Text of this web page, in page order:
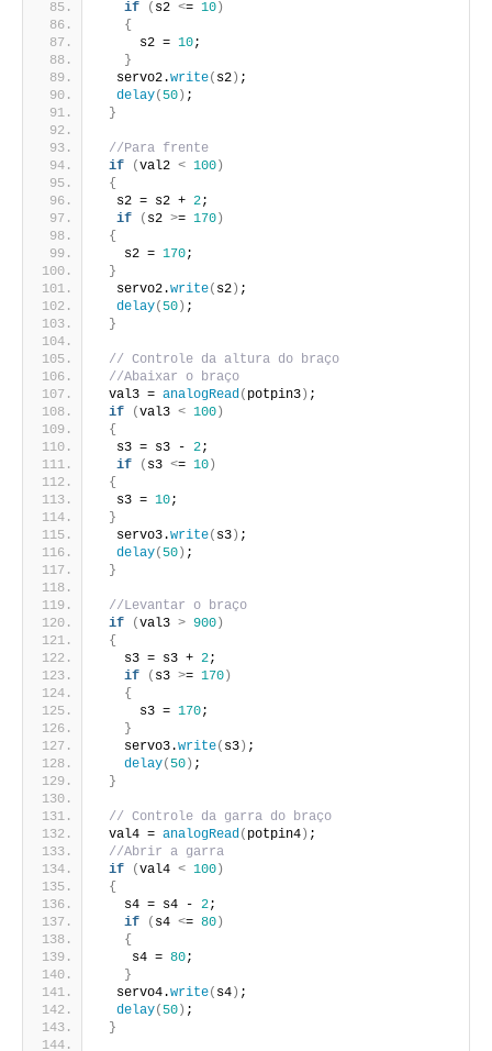
if
( s2 <= 10 )
{
     s2 =
10;
}
  servo2.
write( s2 ) ;
delay( 50 ) ;
}
//Para frente
if
(val2 < 100 )
{
  s2 = s2 +
2;
if
( s2 >= 170 )
{
   s2 =
170;
}
  servo2.
write( s2 ) ;
delay( 50 ) ;
}
// Controle da altura do braço
//Abaixar o braço
val3 = analogRead( potpin3 ) ;
if
(val3 < 100 )
{
  s3 = s3 -
2;
if
( s3 <= 10 )
{
  s3 =
10;
}
  servo3.
write( s3 ) ;
delay( 50 ) ;
}
//Levantar o braço
if
(val3 > 900 )
{
   s3 = s3 +
2;
if
( s3 >= 170 )
{
     s3 =
170;
}
   servo3.
write( s3 ) ;
delay( 50 ) ;
}
// Controle da garra do braço
val4 = analogRead( potpin4 ) ;
//Abrir a garra
if
(val4 < 100 )
{
   s4 = s4 -
2;
if
( s4 <= 80 )
{
    s4 =
80;
}
  servo4.
write( s4 ) ;
delay( 50 ) ;
}